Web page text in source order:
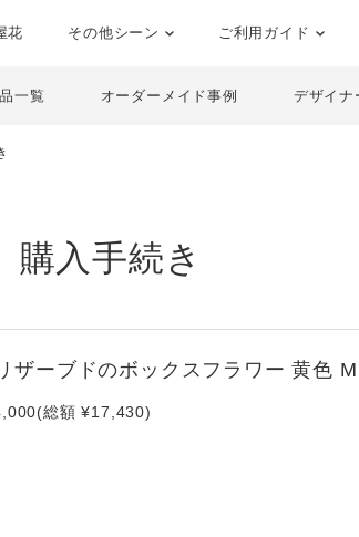
花 その他シーン ご利用ガイド
一覧 オーダーメイド事例 デザイナ
購入手続き
ザーブドのボックスフラワー 黄色 M
総額 ¥17,430)